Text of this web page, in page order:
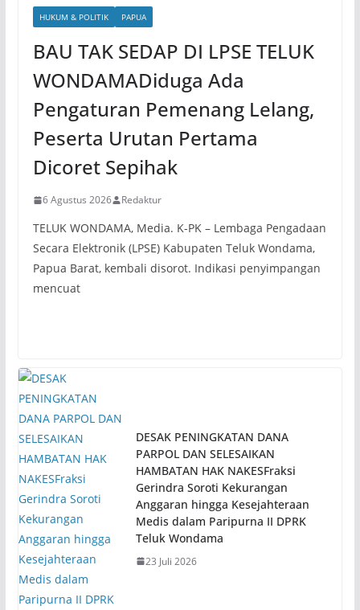
HUKUM & POLITIK PAPUA
BAU TAK SEDAP DI LPSE TELUK
WONDAMADiduga Ada
Pengaturan Pemenang Lelang,
Peserta Urutan Pertama
Dicoret Sepihak
6 Agustus 2026 Redaktur
TELUK WONDAMA, Media. K-PK – Lembaga Pengadaan
Secara Elektronik (LPSE) Kabupaten Teluk Wondama,
Papua Barat, kembali disorot. Indikasi penyimpangan
mencuat
DESAK PENINGKATAN DANA
PARPOL DAN SELESAIKAN
HAMBATAN HAK NAKESFraksi
Gerindra Soroti Kekurangan
Anggaran hingga Kesejahteraan
Medis dalam Paripurna II DPRK
Teluk Wondama
23 Juli 2026